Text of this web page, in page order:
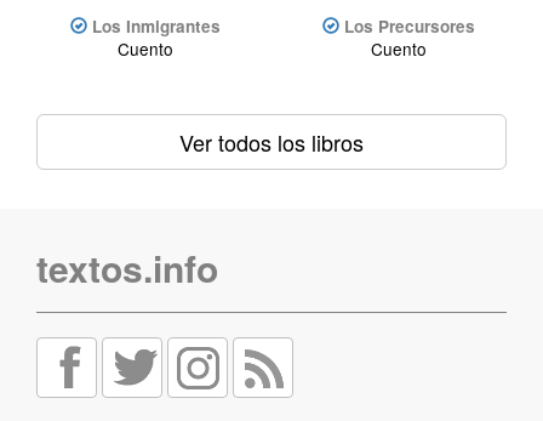
Los Inmigrantes
Cuento
Los Precursores
Cuento
Ver todos los libros
textos.info